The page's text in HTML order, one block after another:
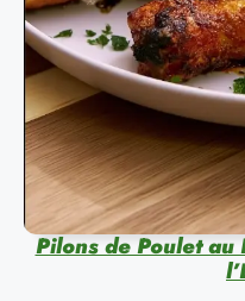
Pilons de Poulet